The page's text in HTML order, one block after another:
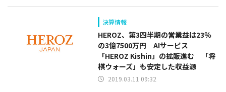
決算情報
HEROZ、第3四半期の営業益は23％
の3億7500万円 AIサービス
「HEROZ Kishin」の拡販進む 「将
棋ウォーズ」も安定した収益源
2019.03.11 09:32